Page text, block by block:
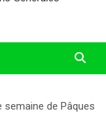
semaine de Pâques